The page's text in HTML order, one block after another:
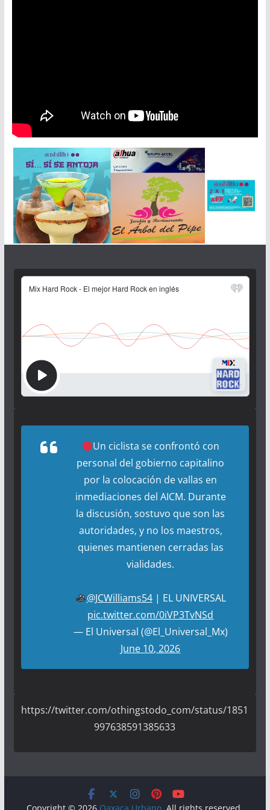
Un ciclista se confrontó con
personal del gobierno capitalino
por la colocación de vallas en
inmediaciones del AICM. Durante
la discusión, sostuvo que son las
autoridades, y no los maestros,
quienes mantienen cerradas las
vialidades.
@JCWilliams54| EL UNIVERSAL
pic.twitter.com/0iVP3TvNSd
— El Universal (@El_Universal_Mx)
June 10, 2026
https://twitter.com/othingstodo_com/status/1851
997638591385633